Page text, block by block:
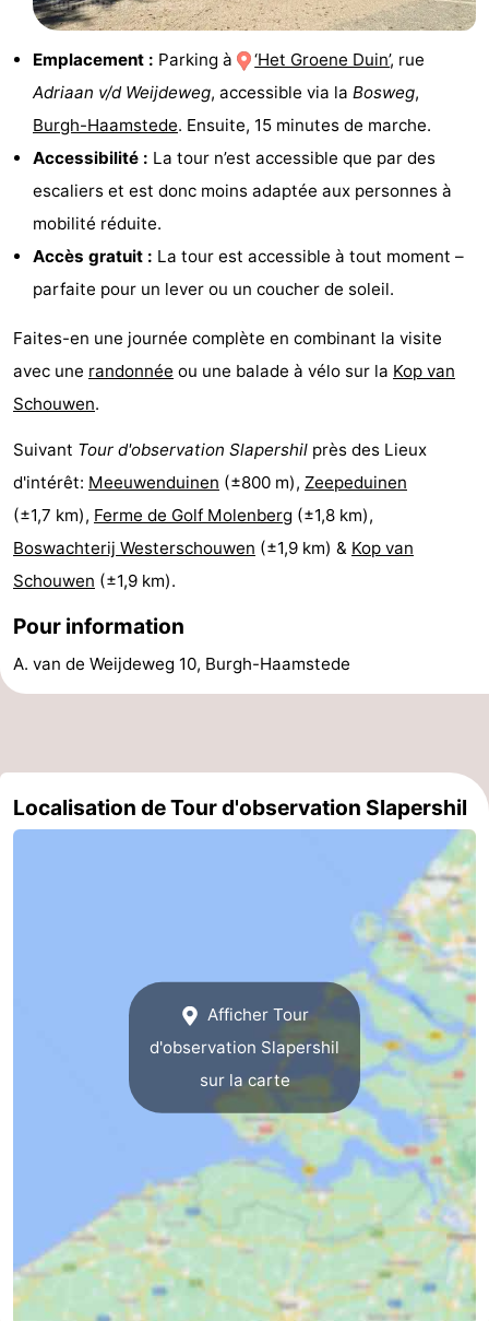
Méridionale
Leiden
Bollenstreek
Nature
Hollands
Duin
Noordwijk
Katwijk
Scheveningen
-
La
-
Rockanje
Zeeland
Schouwen-
Duiveland
-
Renesse
-
Brouwershaven
-
Zierikzee
-
Nature
-
Mantelingen
Zoutelande
Vlissingen
-
Middelburg
Météo
Emplacement : Parking à ‘Het Groene Duin’, rue
Adriaan v/d Weijdeweg, accessible via la Bosweg,
Burgh-Haamstede. Ensuite, 15 minutes de marche.
Accessibilité : La tour n’est accessible que par des
escaliers et est donc moins adaptée aux personnes à
mobilité réduite.
Accès gratuit : La tour est accessible à tout moment –
parfaite pour un lever ou un coucher de soleil.
Faites-en une journée complète en combinant la visite
avec une randonnée ou une balade à vélo sur la Kop van
Schouwen.
Suivant Tour d'observation Slapershil près des Lieux
d'intérêt: Meeuwenduinen (±800 m), Zeepeduinen
(±1,7 km), Ferme de Golf Molenberg (±1,8 km),
Boswachterij Westerschouwen (±1,9 km) & Kop van
Schouwen (±1,9 km).
Pour information
A. van de Weijdeweg 10, Burgh-Haamstede
Localisation de Tour d'observation Slapershil
Afficher Tour
d'observation Slapershil
sur la carte